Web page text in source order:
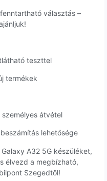
választás –
teszttel
termékek
átvétel
lehetősége
A32 5G készüléket,
élvezd a megbízható,
Szegedtől!